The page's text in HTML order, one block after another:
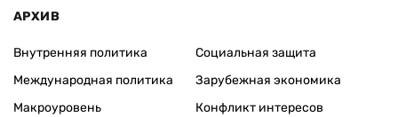
АРХИВ
Внутренняя политика
Международная политика
Макроуровень
Социальная защита
Зарубежная экономика
Конфликт интересов